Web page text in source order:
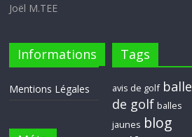
Joël M.TEE
Informations
Mentions Légales
Tags
avis de golf balle
de golf balles
jaunes blog